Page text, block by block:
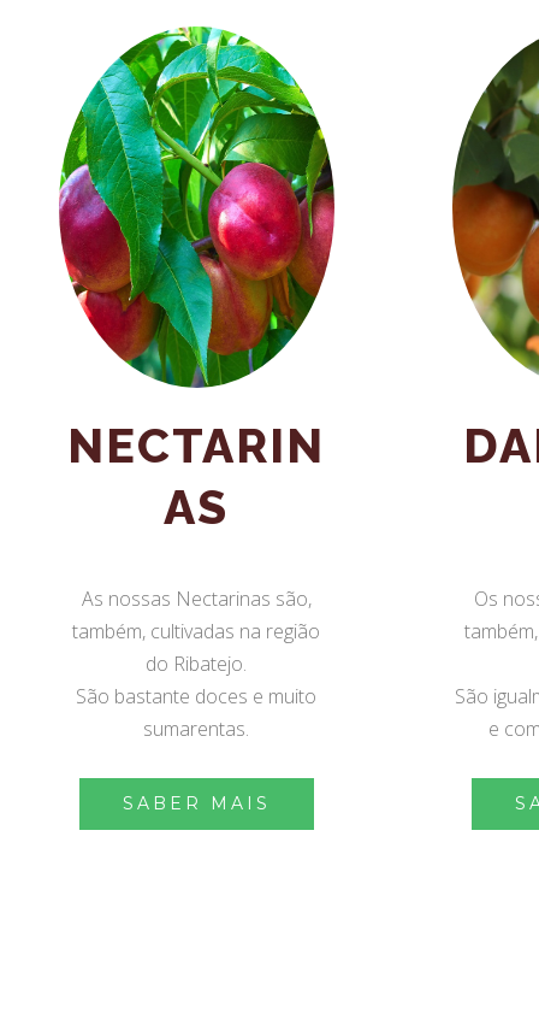
NECTARIN
AS
As nossas Nectarinas são,
também, cultivadas na região
do Ribatejo.
São bastante doces e muito
sumarentas.
SABER MAIS
Os
São
e